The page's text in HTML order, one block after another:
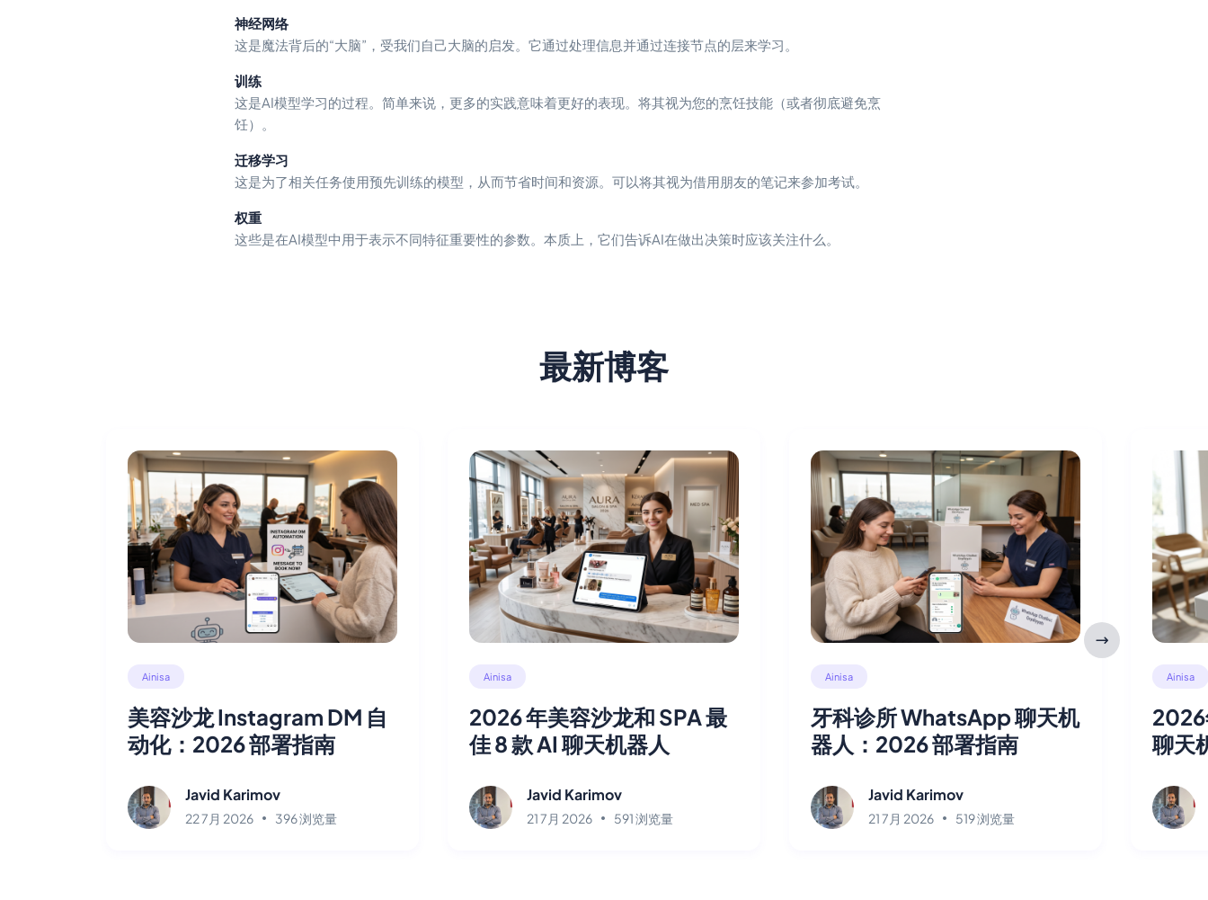
神经网络
这是魔法背后的“大脑”，受我们自己大脑的启发。它通过处理信息并通过连接节点的层来学习。
训练
这是AI模型学习的过程。简单来说，更多的实践意味着更好的表现。将其视为您的烹饪技能（或者彻底避免烹
饪）。
迁移学习
这是为了相关任务使用预先训练的模型，从而节省时间和资源。可以将其视为借用朋友的笔记来参加考试。
权重
这些是在AI模型中用于表示不同特征重要性的参数。本质上，它们告诉AI在做出决策时应该关注什么。
最新博客
Ainisa
美容沙龙 Instagram DM 自
动化：2026 部署指南
Javid Karimov
22 7月 2026 396 浏览量
Ainisa
2026 年美容沙龙和 SPA 最
佳 8 款 AI 聊天机器人
Javid Karimov
21 7月 2026 591 浏览量
Ainisa
牙科诊所 WhatsApp 聊天机
器人：2026 部署指南
Javid Karimov
21 7月 2026 519 浏览量
Ainisa
聊天